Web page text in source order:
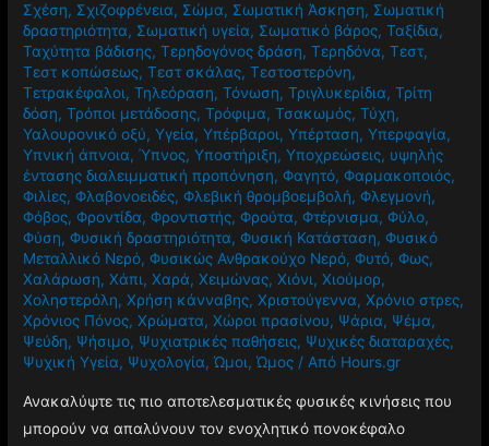
Σχέση, Σχιζοφρένεια, Σώμα, Σωματική Άσκηση, Σωματική
δραστηριότητα, Σωματική υγεία, Σωματικό βάρος,Ταξίδια,
Ταχύτητα βάδισης,Τερηδογόνος δράση,Τερηδόνα,Τεστ,
Τεστ κοπώσεως,Τεστ σκάλας,Τεστοστερόνη,
Τετρακέφαλοι,Τηλεόραση,Τόνωση,Τριγλυκερίδια,Τρίτη
δόση,Τρόποι μετάδοσης,Τρόφιμα,Τσακωμός,Τύχη,
Υαλουρονικό οξύ,Υγεία,Υπέρβαροι,Υπέρταση,Υπερφαγία,
Υπνική άπνοια,Ύπνος,Υποστήριξη,Υποχρεώσεις, υψηλής
έντασης διαλειμματική προπόνηση,Φαγητό,Φαρμακοποιός,
Φιλίες,Φλαβονοειδές,Φλεβική θρομβοεμβολή,Φλεγμονή,
Φόβος,Φροντίδα,Φροντιστής,Φρούτα,Φτέρνισμα,Φύλο,
Φύση,Φυσική δραστηριότητα,Φυσική Κατάσταση,Φυσικό
Μεταλλικό Νερό,Φυσικώς Ανθρακούχο Νερό,Φυτό,Φως,
Χαλάρωση,Χάπι,Χαρά,Χειμώνας,Χιόνι,Χιούμορ,
Χοληστερόλη,Χρήση κάνναβης,Χριστούγεννα,Χρόνιο στρες,
Χρόνιος Πόνος,Χρώματα,Χώροι πρασίνου, Ψάρια, Ψέμα,
Ψεύδη, Ψήσιμο, Ψυχιατρικές παθήσεις, Ψυχικές διαταραχές,
Ψυχική Υγεία, Ψυχολογία,Ώμοι,Ώμος / Από Hours.gr
Ανακαλύψτε τις πιο αποτελεσματικές φυσικές κινήσεις που
μπορούν να απαλύνουν τον ενοχλητικό πονοκέφαλο